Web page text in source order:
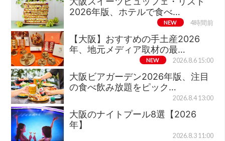
2026年版、ホテルで食べ…
NEW 4時間前
【大阪】おすすめの手土産2026
年、地元メディア取材の最…
NEW 2026.8.6 15:00
大阪ビアガーデン2026年版、注目
の食べ飲み放題をピック…
2026.8.4 13:00
大阪のナイトプール8選【2026
年】
2026.8.3 11:00